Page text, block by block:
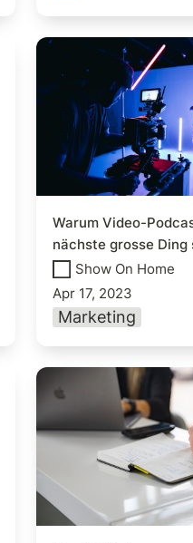
Warum Video-
nächste grosse
Warum Video-
nächste grosse Ding
Show On Home
Apr 17, 2023
Marketing
Wer ist die
Führungskraft:
oder Idealisten?